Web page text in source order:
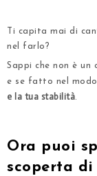
Ti capita mai di
nel farlo?
Sappi che non è un
e se fatto nel
e la tua stabilità.
Ora puoi
scoperta di